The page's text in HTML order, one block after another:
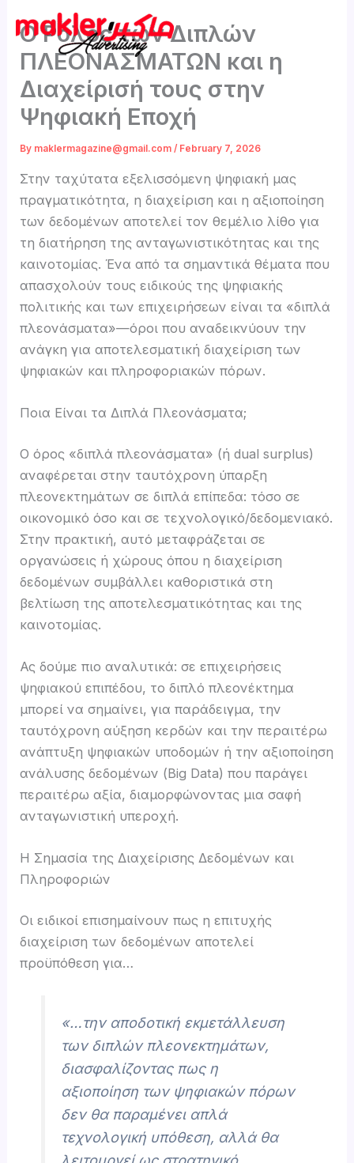
content
Ο Ρόλος των Διπλών
ΠΛΕΟΝΑΣΜΑΤΩΝ και η
Διαχείρισή τους στην
Ψηφιακή Εποχή
By maklermagazine@gmail.com/ February 7, 2026
Στην ταχύτατα εξελισσόμενη ψηφιακή μας
πραγματικότητα, η διαχείριση και η αξιοποίηση
των δεδομένων αποτελεί τον θεμέλιο λίθο για
τη διατήρηση της ανταγωνιστικότητας και της
καινοτομίας. Ένα από τα σημαντικά θέματα που
απασχολούν τους ειδικούς της ψηφιακής
πολιτικής και των επιχειρήσεων είναι τα «διπλά
πλεονάσματα»—όροι που αναδεικνύουν την
ανάγκη για αποτελεσματική διαχείριση των
ψηφιακών και πληροφοριακών πόρων.
Ποια Είναι τα Διπλά Πλεονάσματα;
Ο όρος «διπλά πλεονάσματα» (ή dual surplus)
αναφέρεται στην ταυτόχρονη ύπαρξη
πλεονεκτημάτων σε διπλά επίπεδα: τόσο σε
οικονομικό όσο και σε τεχνολογικό/δεδομενιακό.
Στην πρακτική, αυτό μεταφράζεται σε
οργανώσεις ή χώρους όπου η διαχείριση
δεδομένων συμβάλλει καθοριστικά στη
βελτίωση της αποτελεσματικότητας και της
καινοτομίας.
Ας δούμε πιο αναλυτικά: σε επιχειρήσεις
ψηφιακού επιπέδου, το διπλό πλεονέκτημα
μπορεί να σημαίνει, για παράδειγμα, την
ταυτόχρονη αύξηση κερδών και την περαιτέρω
ανάπτυξη ψηφιακών υποδομών ή την αξιοποίηση
ανάλυσης δεδομένων (Big Data) που παράγει
περαιτέρω αξία, διαμορφώνοντας μια σαφή
ανταγωνιστική υπεροχή.
Η Σημασία της Διαχείρισης Δεδομένων και
Πληροφοριών
Οι ειδικοί επισημαίνουν πως η επιτυχής
διαχείριση των δεδομένων αποτελεί
προϋπόθεση για…
«…την αποδοτική εκμετάλλευση
των διπλών πλεονεκτημάτων,
διασφαλίζοντας πως η
αξιοποίηση των ψηφιακών πόρων
δεν θα παραμένει απλά
τεχνολογική υπόθεση, αλλά θα